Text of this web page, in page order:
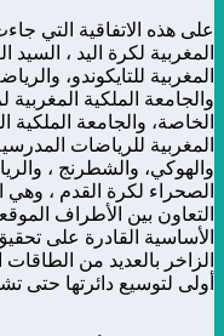
على هذه الاتفاقية التي
المغربية لكرة اليد ،
المغربية للتايكوندو،
والجامعة الملكية
الخاصة، والجامعة الملكية
المغربية للرياضات
والهوكي، والشطرنج ،
الصحراء لكرة القدم ، وهي
التعاون بين الأطراف
الأساسية القادرة على
الزاخر بالعديد من الطاقات
أولى لتوسيع دائرتها حتى